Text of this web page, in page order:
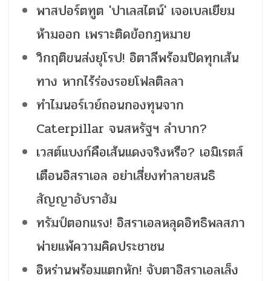
พาสปอร์ตทูต 'ปาเลสไตน์' เจอเบลเยียม
ห้ามออก เพราะติดข้อกฎหมาย
วิกฤติขนส่งยุโรป! อิตาลีพร้อมปิดทุกเส้น
ทาง หากไร้ร่องรอยโฟลติลลา
ทำไมนอร์เวย์ถอนกองทุนจาก
Caterpillar จนสหรัฐฯ ลำบาก?
เวสต์แบงก์คือเส้นแดงจริงหรือ? เอมิเรตส์
เตือนอิสราเอล อย่าเสี่ยงทำลายสนธิ
สัญญาอับราฮัม
ทรัมป์ตอกแรง! อิสราเอลหลุดอิทธิพลสภา
พ่ายแพ้ความคิดประชาชน
อิหร่านพร้อมแตกหัก! จับตาอิสราเอลเล็ง